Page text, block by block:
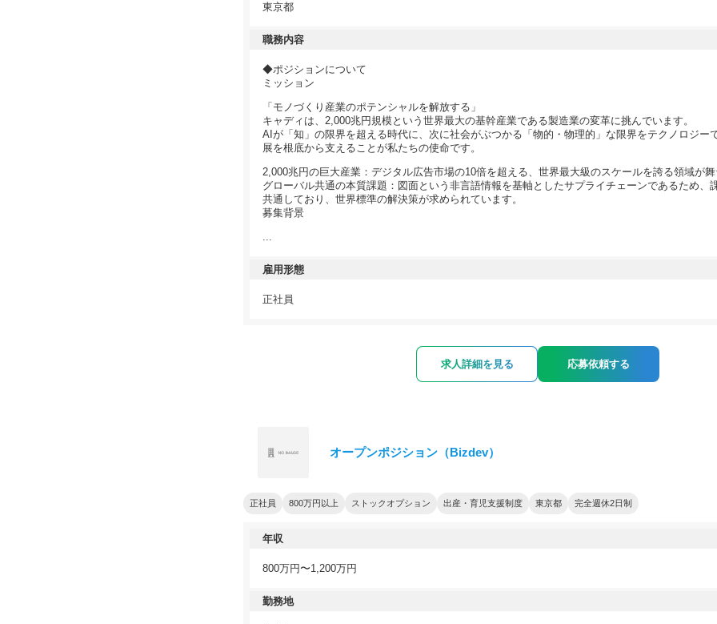
東京都
職務内容
◆ポジションについて
ミッション
「モノづくり産業のポテンシャルを解放する」
キャディは、2,000兆円規模という世界最大の基幹産業である製造業の変革に挑んでいます。
AIが「知」の限界を超える時代に、次に社会がぶつかる「物的・物理的」な限界をテクノロジー
展を根底から支えることが私たちの使命です。
2,000兆円の巨大産業：デジタル広告市場の10倍を超える、世界最大級のスケールを誇る領域が舞
グローバル共通の本質課題：図面という非言語情報を基軸としたサプライチェーンであるため、
共通しており、世界標準の解決策が求められています。
募集背景
...
雇用形態
正社員
求人詳細を見る 応募依頼する
オープンポジション（Bizdev）
正社員 800万円以上 ストックオプション 出産・育児支援制度 東京都 完全週休2日制
年収
800万円〜1,200万円
勤務地